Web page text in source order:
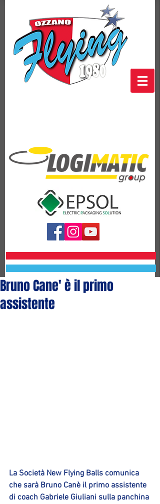
Bruno Cane' è il primo
assistente
La Società New Flying Balls comunica
che sarà Bruno Canè il primo assistente
di coach Gabriele Giuliani sulla panchina